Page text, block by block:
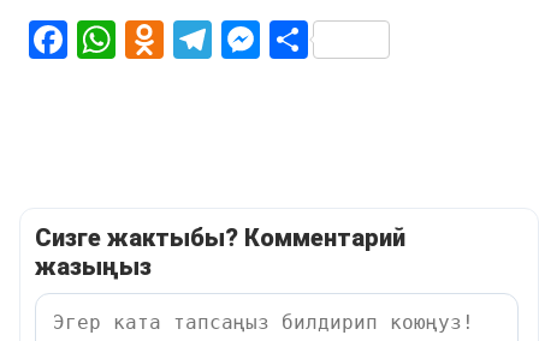
Facebook
WhatsApp
Odnoklassniki
Telegram
Messenger
Share
Сизге жактыбы? Комментарий
жазыңыз